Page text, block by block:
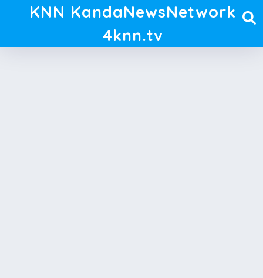
KNN KandaNewsNetwork
4knn.tv